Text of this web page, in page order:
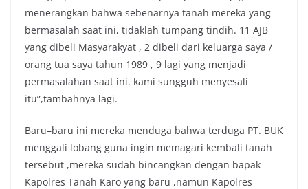
menerangkan bahwa sebenarnya tanah mereka yang
bermasalah saat ini, tidaklah tumpang tindih. 11 AJB
yang dibeli Masyarakyat , 2 dibeli dari keluarga saya /
orang tua saya tahun 1989 , 9 lagi yang menjadi
permasalahan saat ini. kami sungguh menyesali
itu”,tambahnya lagi.
Baru–baru ini mereka menduga bahwa terduga PT. BUK
menggali lobang guna ingin memagari kembali tanah
tersebut ,mereka sudah bincangkan dengan bapak
Kapolres Tanah Karo yang baru ,namun Kapolres